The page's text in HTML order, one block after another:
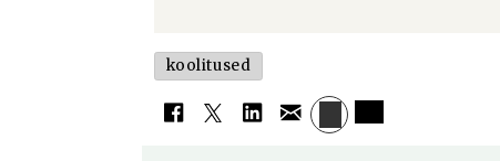
koolitused